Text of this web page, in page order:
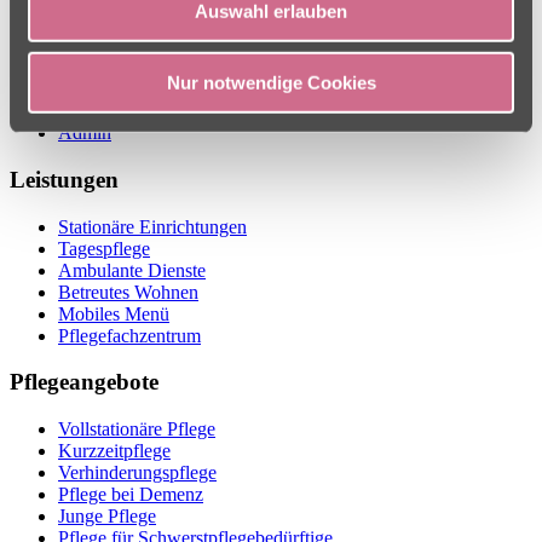
Auswahl erlauben
Nur notwendige Cookies
Presse
Datenschutz
Admin
Leistungen
Stationäre Einrichtungen
Tagespflege
Ambulante Dienste
Betreutes Wohnen
Mobiles Menü
Pflegefachzentrum
Pflegeangebote
Vollstationäre Pflege
Kurzzeitpflege
Verhinderungspflege
Pflege bei Demenz
Junge Pflege
Pflege für Schwerstpflegebedürftige